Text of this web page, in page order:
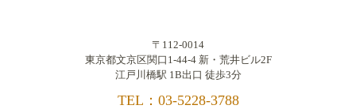
〒112-0014
東京都文京区関口1-44-4 新・荒井ビル2F
江戸川橋駅 1B出口 徒歩3分
TEL：03-5228-3788